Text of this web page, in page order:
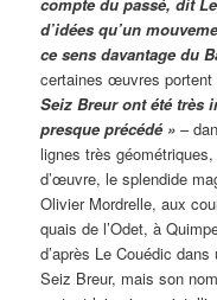
d’idées qu’un
ce sens davantage du
certaines œuvres portent
Seiz Breur ont été très
presque précédé »–
lignes très
d’œuvre, le splendide
Olivier Mordrelle, aux
quais de l’Odet, à
d’après Le Couédic
Seiz Breur, mais son